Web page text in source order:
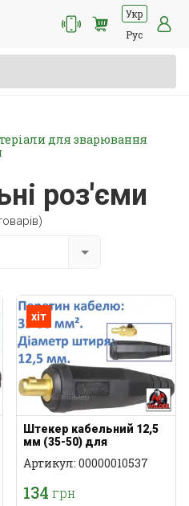
Укр
Рус
для зварювання
роз'єми
хіт
Штекер кабельний 12,5
мм (35-50) для
Артикул: 00000010537
134 грн